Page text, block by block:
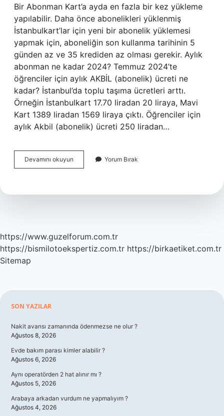
Bir Abonman Kart’a ayda en fazla bir kez yükleme
yapılabilir. Daha önce abonelikleri yüklenmiş
İstanbulkart’lar için yeni bir abonelik yüklemesi
yapmak için, aboneliğin son kullanma tarihinin 5
günden az ve 35 krediden az olması gerekir. Aylık
abonman ne kadar 2024? Temmuz 2024’te
öğrenciler için aylık AKBİL (abonelik) ücreti ne
kadar? İstanbul’da toplu taşıma ücretleri arttı.
Örneğin İstanbulkart 17.70 liradan 20 liraya, Mavi
Kart 1389 liradan 1569 liraya çıktı. Öğrenciler için
aylık Akbil (abonelik) ücreti 250 liradan…
Devamını okuyun
Abonman
Yorum Bırak
https://www.guzelforum.com.tr
https://bismilotoekspertiz.com.tr https://birkaetiket.com.tr
Sitemap
Sidebar
SON YAZILAR
Nakit avansı zamanında ödenmezse ne olur ?
Ağustos 8, 2026
Evde bakım parası kimler alabilir ?
Ağustos 6, 2026
Aynı operatörden 2 hat alınır mı ?
Ağustos 5, 2026
Arabaya arkadan vurdum ne yapmalıyım ?
Ağustos 4, 2026